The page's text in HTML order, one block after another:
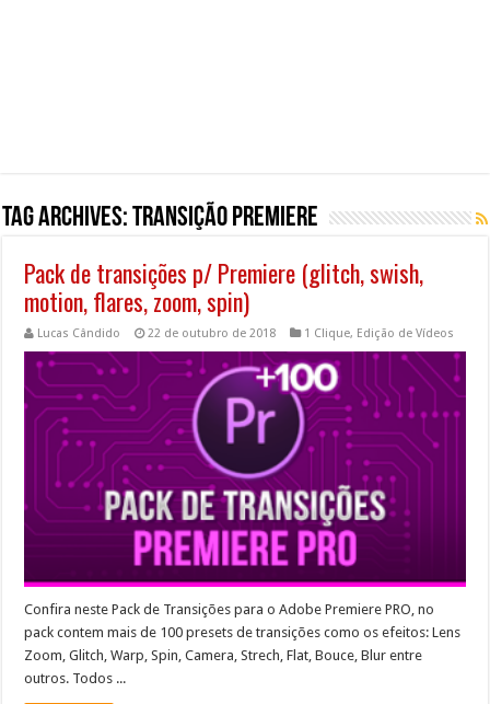
Tag Archives:transição premiere
Pack de transições p/ Premiere (glitch, swish,
motion, flares, zoom, spin)
Lucas Cândido 22 de outubro de 2018 1 Clique, Edição de Vídeos
Confira neste Pack de Transições para o Adobe Premiere PRO, no
pack contem mais de 100 presets de transições como os efeitos: Lens
Zoom, Glitch, Warp, Spin, Camera, Strech, Flat, Bouce, Blur entre
outros. Todos ...